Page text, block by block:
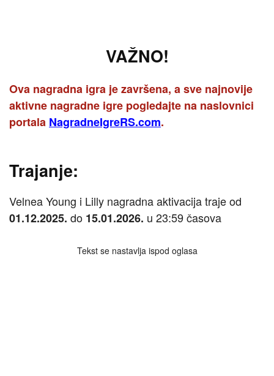
VAŽNO!
Ova nagradna igra je završena, a sve najnovije
aktivne nagradne igre pogledajte na naslovnici
portala NagradneIgreRS.com.
Trajanje:
Velnea Young i Lilly nagradna aktivacija traje od
01.12.2025. do 15.01.2026. u 23:59 časova
Tekst se nastavlja ispod oglasa